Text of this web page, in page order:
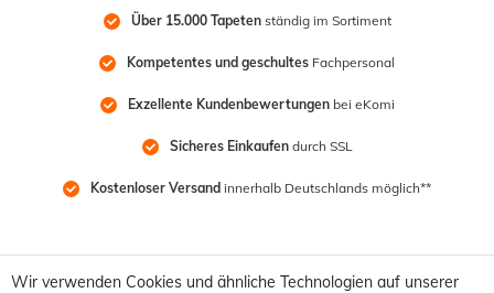
Über 15.000 Tapeten ständig im Sortiment
Kompetentes und geschultes Fachpersonal
Exzellente Kundenbewertungen bei eKomi
Sicheres Einkaufen durch SSL
Kostenloser Versand innerhalb Deutschlands möglich**
Wir verwenden Cookies und ähnliche Technologien auf unserer